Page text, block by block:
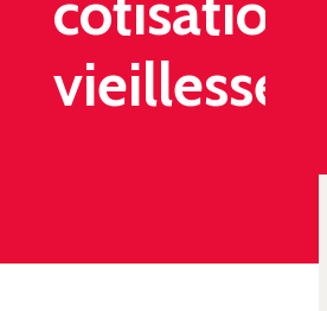
vieillesse